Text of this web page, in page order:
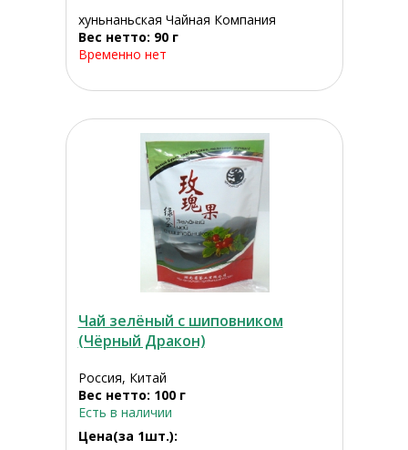
хуньнаньская Чайная Компания
Вес нетто: 90 г
Временно нет
Чай зелёный с шиповником
(Чёрный Дракон)
Россия, Китай
Вес нетто: 100 г
Есть в наличии
Цена(за 1шт.):